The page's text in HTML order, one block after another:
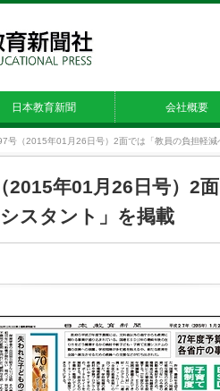
日本教育新聞 会社概要
号（2015年01月26日号）2面では「教員の負担軽減
2015年01月26日号）2
スタント」を掲載